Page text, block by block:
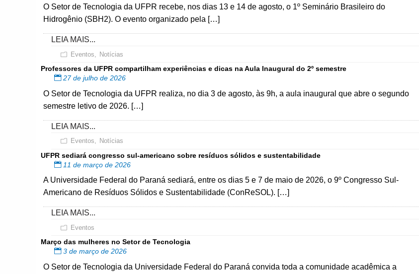
O Setor de Tecnologia da UFPR recebe, nos dias 13 e 14 de agosto, o 1º Seminário Brasileiro do
Hidrogênio (SBH2). O evento organizado pela […]
LEIA MAIS...
Eventos Notícias
Professores da UFPR compartilham experiências e dicas na Aula Inaugural do 2º semestre
27 de julho de 2026
O Setor de Tecnologia da UFPR realiza, no dia 3 de agosto, às 9h, a aula inaugural que abre o segundo
semestre letivo de 2026. […]
LEIA MAIS...
Eventos, Notícias
UFPR sediará congresso sul-americano sobre resíduos sólidos e sustentabilidade
11 de março de 2026
A Universidade Federal do Paraná sediará, entre os dias 5 e 7 de maio de 2026, o 9º Congresso Sul-
Americano de Resíduos Sólidos e Sustentabilidade (ConReSOL). […]
LEIA MAIS...
Eventos
Março das mulheres no Setor de Tecnologia
3 de março de 2026
O Setor de Tecnologia da Universidade Federal do Paraná convida toda a comunidade acadêmica a